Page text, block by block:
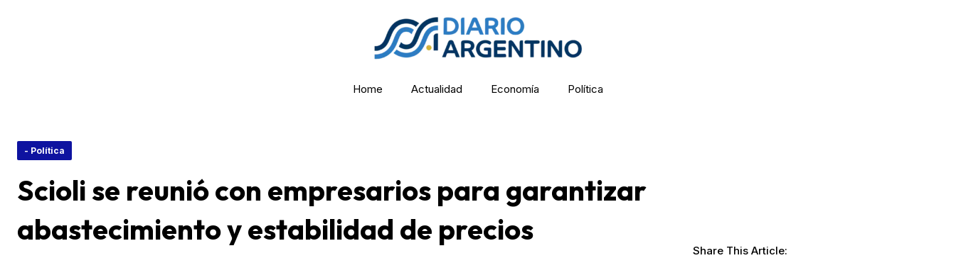
Home Actualidad Economía Política
- Política
Scioli se reunió con empresarios para garantizar
abastecimiento y estabilidad de precios
Share This Article: